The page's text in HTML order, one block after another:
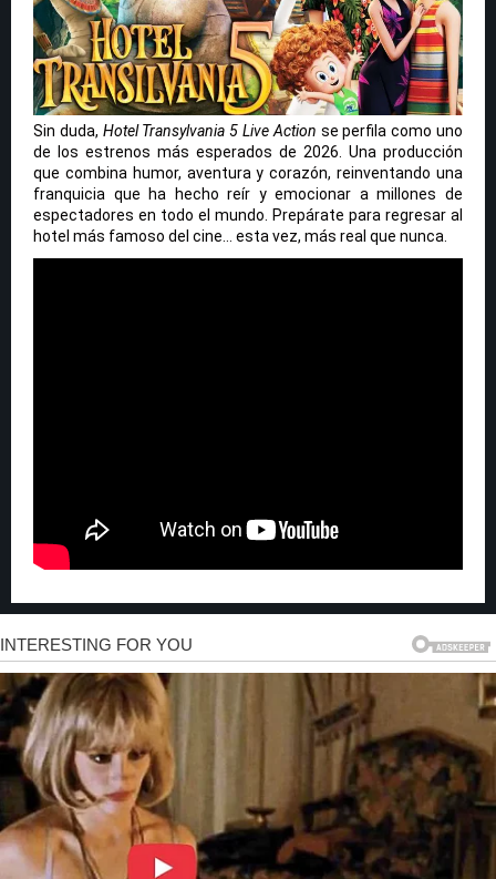
Sin duda, Hotel Transylvania 5 Live Action se perfila como uno
de los estrenos más esperados de 2026. Una producción
que combina humor, aventura y corazón, reinventando una
franquicia que ha hecho reír y emocionar a millones de
espectadores en todo el mundo. Prepárate para regresar al
hotel más famoso del cine… esta vez, más real que nunca.